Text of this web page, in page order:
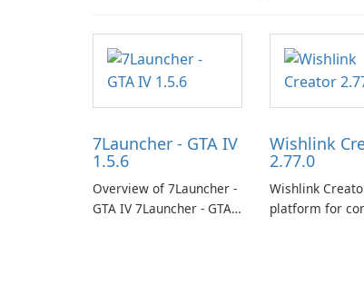
7Launcher - GTA IV
1.5.6
Overview of 7Launcher -
GTA IV 7Launcher - GTA
Wishlink
2.77.0
Wishlink
platform for